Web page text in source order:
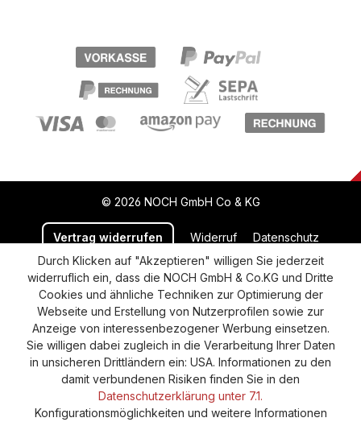
© 2026 NOCH GmbH Co & KG
Vertrag widerrufen Widerruf Datenschutz
Versand und Zahlung AGB
Impressum
Cookie-Einstellungen
Barrierefreiheitserklärung
Durch Klicken auf "Akzeptieren" willigen Sie jederzeit
widerruflich ein, dass die NOCH GmbH & Co.KG und Dritte
Cookies und ähnliche Techniken zur Optimierung der
Webseite und Erstellung von Nutzerprofilen sowie zur
Anzeige von interessenbezogener Werbung einsetzen.
Sie willigen dabei zugleich in die Verarbeitung Ihrer Daten
in unsicheren Drittländern ein: USA. Informationen zu den
damit verbundenen Risiken finden Sie in den
Datenschutzerklärung unter 7.1.
Konfigurationsmöglichkeiten und weitere Informationen